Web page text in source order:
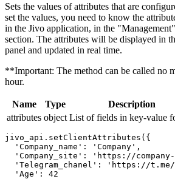
Sets the values ​​of attributes that are
set the values, you need to know the
in the Jivo application, in the
section. The attributes will be displayed in
panel and updated in real time.
**Important: The method can be called no
hour.
Name Type
Description
attributes object List of fields in key-value
jivo_api.setClientAttributes({
  'Company_name': 'Company',
'Company_site': 'https://
'Telegram_chanel': 'https://
  'Age': 42